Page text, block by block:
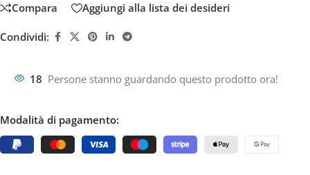
Compara Aggiungi alla lista dei desideri
Condividi:
18 Persone stanno guardando questo prodotto ora!
Modalità di pagamento: